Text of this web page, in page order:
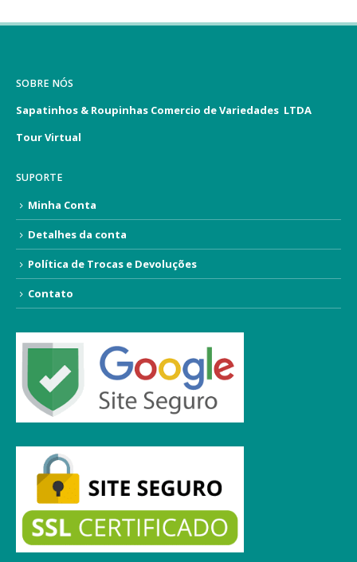
SOBRE NÓS
Sapatinhos & Roupinhas Comercio de Variedades LTDA
Tour Virtual
SUPORTE
Minha Conta
Detalhes da conta
Política de Trocas e Devoluções
Contato